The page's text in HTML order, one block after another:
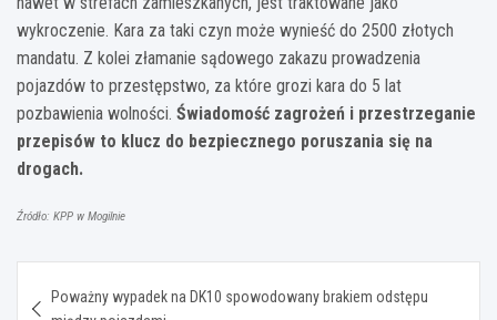
wykroczenie. Kara za taki czyn może wynieść do 2500 złotych
mandatu. Z kolei złamanie sądowego zakazu prowadzenia
pojazdów to przestępstwo, za które grozi kara do 5 lat
pozbawienia wolności. Świadomość zagrożeń i przestrzeganie
przepisów to klucz do bezpiecznego poruszania się na
drogach.
Źródło: KPP w Mogilnie
wpisu
Poważny wypadek na DK10 spowodowany brakiem odstępu